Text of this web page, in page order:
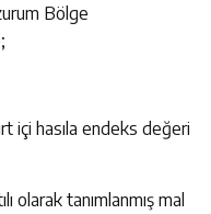
Bölge
içi hasıla endeks değeri
olarak tanımlanmış mal